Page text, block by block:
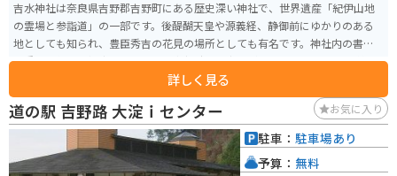
吉水神社は奈良県吉野郡吉野町にある歴史深い神社で、世界遺産「紀伊山地
の霊場と参詣道」の一部です。後醍醐天皇や源義経、静御前にゆかりのある
地としても知られ、豊臣秀吉の花見の場所としても有名です。神社内の書院
は重要文化財に指定されており、南朝時代の宝物が展示されています。 美し
い吉野の自然に囲まれ、四季折々の風景を楽しむことができます。特に春の
桜の季節は、訪れる多くの観光客で賑わいます。秀吉が訪れたと言われてい
る千本桜は圧巻、吉水神社が高い場所にあり、そこからみる桜は素晴らしい
絶景となってます。豊かな自然と歴史的建造物の美しさに触れながら、心身
ともに癒される時間を過ごすことができるでしょう。年中無休で開放されて
おり、訪れやすいスポットとなっています。
詳しく見る
道の駅 吉野路 大淀ｉセンター お気に入り
駐車： 駐車場あり
予算： 無料